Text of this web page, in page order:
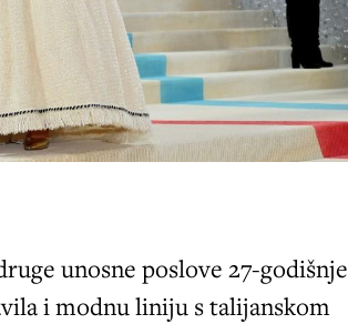
unosne poslove 27-godišnje
i modnu liniju s talijanskom